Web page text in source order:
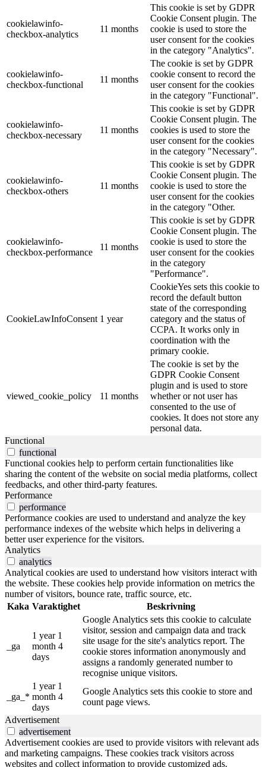
cookielawinfo-
checkbox-analytics
11 months
This cookie is set by GDPR
Cookie Consent plugin. The
cookie is used to store the
user consent for the cookies
in the category "Analytics".
cookielawinfo-
checkbox-functional
11 months
The cookie is set by GDPR
cookie consent to record the
user consent for the cookies
in the category "Functional".
cookielawinfo-
checkbox-necessary
11 months
This cookie is set by GDPR
Cookie Consent plugin. The
cookies is used to store the
user consent for the cookies
in the category "Necessary".
cookielawinfo-
checkbox-others
11 months
This cookie is set by GDPR
Cookie Consent plugin. The
cookie is used to store the
user consent for the cookies
in the category "Other.
cookielawinfo-
checkbox-performance
11 months
This cookie is set by GDPR
Cookie Consent plugin. The
cookie is used to store the
user consent for the cookies
in the category
"Performance".
CookieLawInfoConsent 1 year
CookieYes sets this cookie to
record the default button
state of the corresponding
category and the status of
CCPA. It works only in
coordination with the
primary cookie.
viewed_cookie_policy 11 months
The cookie is set by the
GDPR Cookie Consent
plugin and is used to store
whether or not user has
consented to the use of
cookies. It does not store any
personal data.
Functional
functional
Functional cookies help to perform certain functionalities like
sharing the content of the website on social media platforms, collect
feedbacks, and other third-party features.
Performance
performance
Performance cookies are used to understand and analyze the key
performance indexes of the website which helps in delivering a
better user experience for the visitors.
Analytics
analytics
Analytical cookies are used to understand how visitors interact with
the website. These cookies help provide information on metrics the
number of visitors, bounce rate, traffic source, etc.
Kaka Varaktighet Beskrivning
_ga
1 year 1
month 4
days
Google Analytics sets this cookie to calculate
visitor, session and campaign data and track
site usage for the site's analytics report. The
cookie stores information anonymously and
assigns a randomly generated number to
recognise unique visitors.
_ga_*
1 year 1
month 4
days
Google Analytics sets this cookie to store and
count page views.
Advertisement
advertisement
Advertisement cookies are used to provide visitors with relevant ads
and marketing campaigns. These cookies track visitors across
websites and collect information to provide customized ads.